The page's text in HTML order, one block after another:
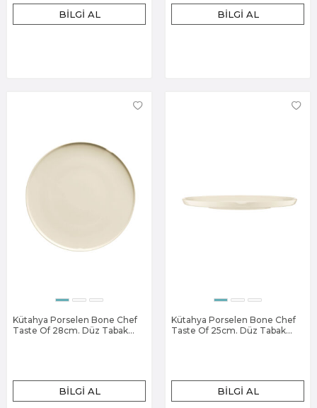
BILGI AL BILGI AL
Kütahya Porselen Bone Chef
Taste Of 28cm. Düz Tabak
BILGI AL
Kütahya Porselen Bone Chef
Taste Of 25cm. Düz Tabak
BILGI AL